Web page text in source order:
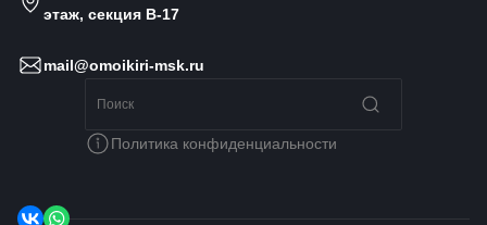
этаж, секция B-17
mail@omoikiri-msk.ru
Политика конфиденциальности